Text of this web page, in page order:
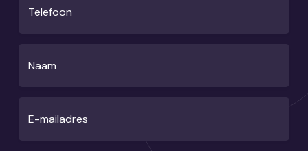
Telefoon
Naam
E-mailadres